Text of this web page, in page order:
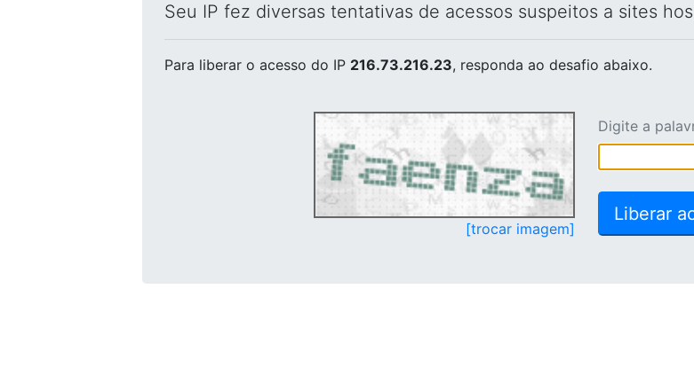
Seu IP fez diversas tentativas de acessos suspeitos a sites
Para liberar o acesso do IP 216.73.216.23, responda ao desafio abaixo.
[trocar imagem]
Digite a